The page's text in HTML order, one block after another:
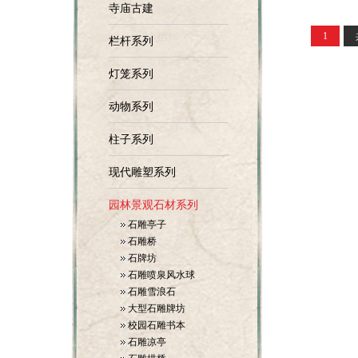
寺庙古建
栏杆系列
灯笼系列
动物系列
柱子系列
现代雕塑系列
园林景观石材系列
石雕亭子
石雕桥
石牌坊
石雕喷泉风水球
石雕雪浪石
大型石雕牌坊
校园石雕书本
石雕凉亭
1